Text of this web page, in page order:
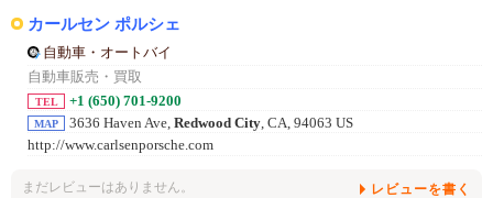
カールセン ポルシェ
自動車・オートバイ
自動車販売・買取
TEL +1 (650) 701-9200
MAP 3636 Haven Ave, Redwood City, CA, 94063 US
http://www.carlsenporsche.com
まだレビューはありません。 レビューを書く